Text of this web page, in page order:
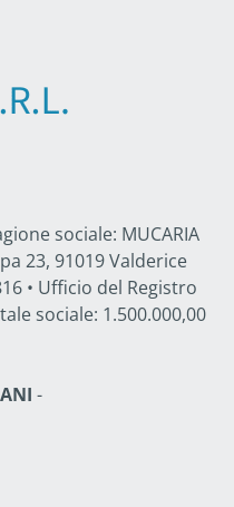
sociale: MUCARIA
23, 91019 Valderice
• Ufficio del Registro
sociale: 1.500.000,00
-